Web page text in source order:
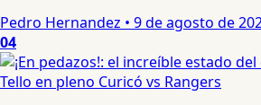
Pedro Hernandez • 9 de agosto de
04